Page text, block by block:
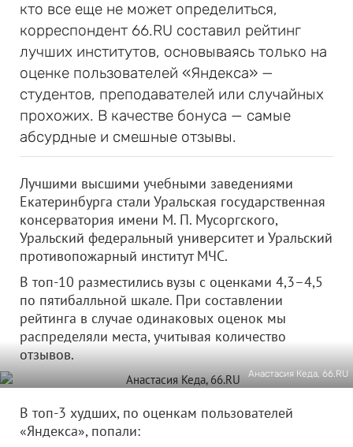
кто все еще не может определиться,
корреспондент 66.RU составил рейтинг
лучших институтов, основываясь только на
оценке пользователей «Яндекса» —
студентов, преподавателей или случайных
прохожих. В качестве бонуса — самые
абсурдные и смешные отзывы.
Лучшими высшими учебными заведениями
Екатеринбурга стали Уральская государственная
консерватория имени М. П. Мусоргского,
Уральский федеральный университет и Уральский
противопожарный институт МЧС.
В топ-10 разместились вузы с оценками 4,3–4,5
по пятибалльной шкале. При составлении
рейтинга в случае одинаковых оценок мы
распределяли места, учитывая количество
отзывов.
Анастасия Кеда, 66.RU
В топ-3 худших, по оценкам пользователей
«Яндекса», попали: